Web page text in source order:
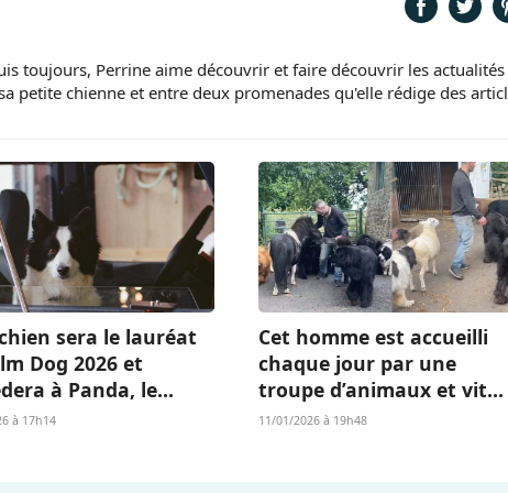
toujours, Perrine aime découvrir et faire découvrir les actualités
petite chienne et entre deux promenades qu'elle rédige des
sera le lauréat
Dog 2026 et
à Panda, le
Islandais de «
à 17h14
Cet homme est accueilli
chaque jour par une
troupe d’animaux et vit
l’existence dont beaucoup
11/01/2026 à 19h48